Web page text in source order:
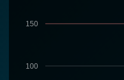
100
150